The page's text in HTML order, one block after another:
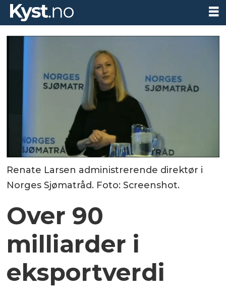
Renate Larsen administrerende direktør i
Norges Sjømatråd. Foto: Screenshot.
Over 90
milliarder i
eksportverdi